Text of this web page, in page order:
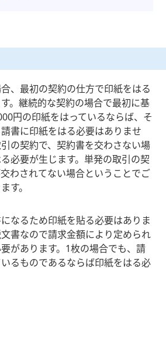
、最初の契約の仕方で印紙をはる
。継続的な契約の場合で最初に基
円の印紙をはっているならば、そ
書に印紙をはる必要はありませ
の契約で、契約書を交わさない場
必要が生じます。単発の取引の契
わされてない場合ということでご
す。
なるため印紙を貼る必要はありま
書なので請求金額により定められ
があります。1枚の場合でも、請
るものであるならば印紙をはる必